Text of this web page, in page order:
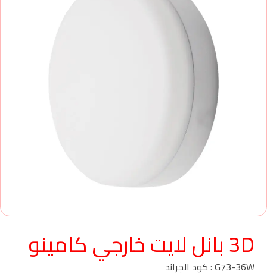
3D بانل لايت خارجي كامينو
G73-36W : كود الجراند